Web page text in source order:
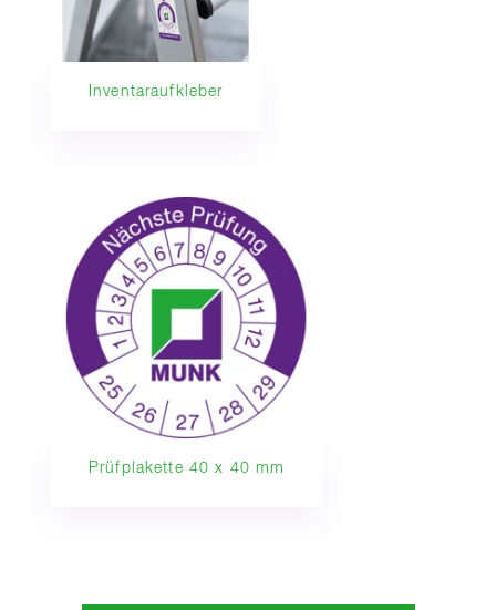
Inventaraufkleber
Prüfplakette 40 x 40 mm